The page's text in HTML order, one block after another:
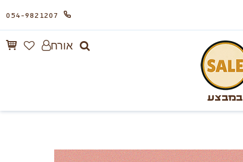
054-9821207
במבצע
אורח